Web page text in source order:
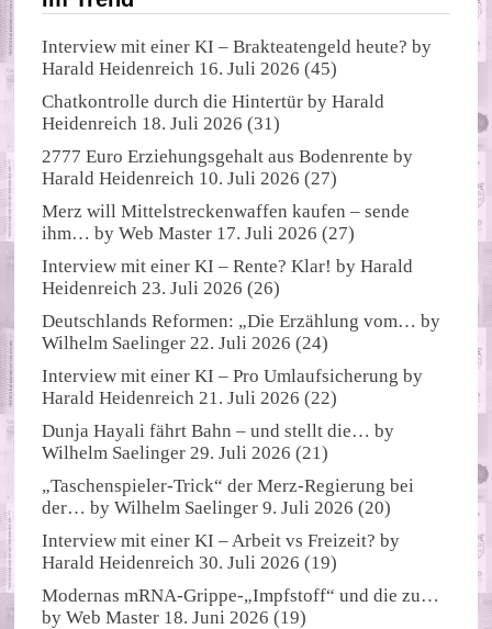
Interview mit einer KI – Brakteatengeld heute? by
Harald Heidenreich 16. Juli 2026 (45)
Chatkontrolle durch die Hintertür byHarald
Heidenreich 18. Juli 2026 (31)
2777 Euro Erziehungsgehalt aus Bodenrente by
Harald Heidenreich 10. Juli 2026 (27)
Merz will Mittelstreckenwaffen kaufen – sende
ihm… byWeb Master 17. Juli 2026 (27)
Interview mit einer KI – Rente? Klar! byHarald
Heidenreich 23. Juli 2026 (26)
Deutschlands Reformen: „Die Erzählung vom… by
Wilhelm Saelinger 22. Juli 2026 (24)
Interview mit einer KI – Pro Umlaufsicherung by
Harald Heidenreich 21. Juli 2026 (22)
Dunja Hayali fährt Bahn – und stellt die… by
Wilhelm Saelinger 29. Juli 2026 (21)
„Taschenspieler-Trick“ der Merz-Regierung bei
der… byWilhelm Saelinger 9. Juli 2026 (20)
Interview mit einer KI – Arbeit vs Freizeit? by
Harald Heidenreich 30. Juli 2026 (19)
Modernas mRNA-Grippe-„Impfstoff“ und die zu…
byWeb Master 18. Juni 2026 (19)